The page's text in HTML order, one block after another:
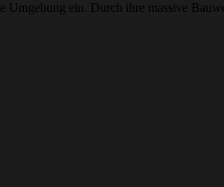
ein. Durch ihre massive